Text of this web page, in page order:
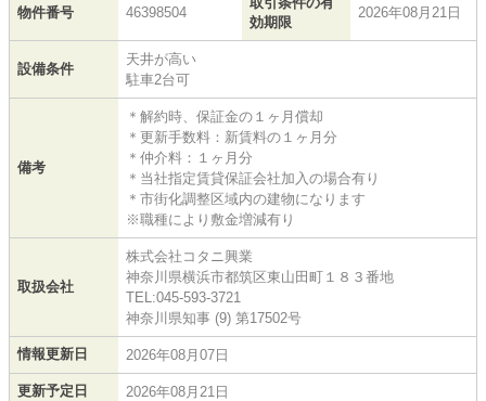
物件番号 46398504
効期限
2026年08月21日
設備条件
天井が高い
駐車2台可
備考
＊解約時、保証金の１ヶ月償却
＊更新手数料：新賃料の１ヶ月分
＊仲介料：１ヶ月分
＊当社指定賃貸保証会社加入の場合有り
＊市街化調整区域内の建物になります
※職種により敷金増減有り
取扱会社
株式会社コタニ興業
神奈川県横浜市都筑区東山田町１８３番地
TEL:045-593-3721
神奈川県知事 (9) 第17502号
情報更新日 2026年08月07日
更新予定日 2026年08月21日